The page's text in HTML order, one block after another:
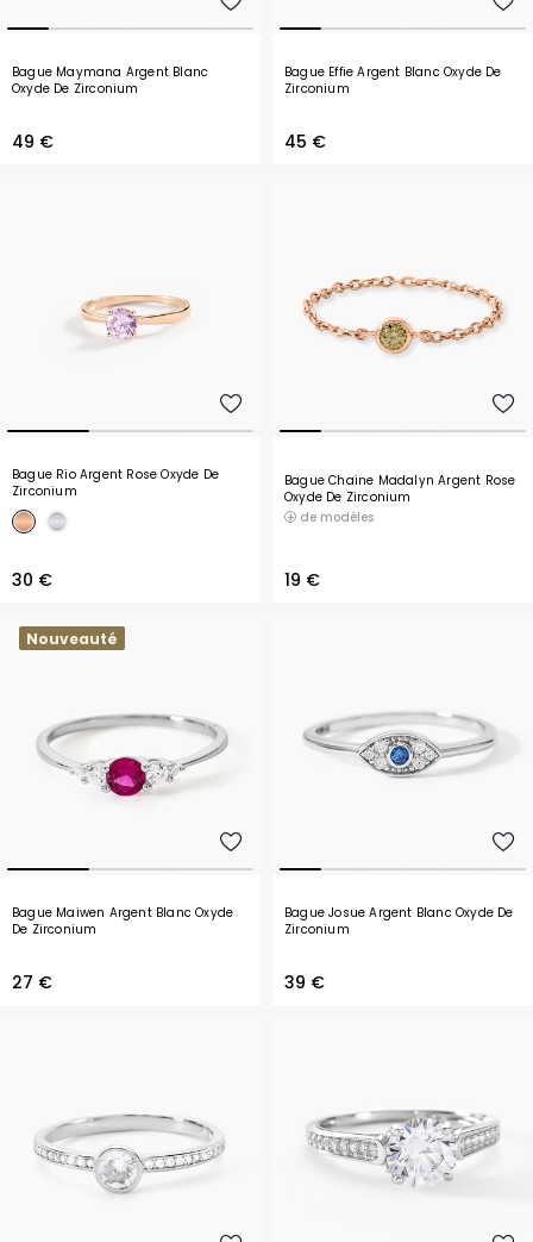
Bague Maymana Argent Blanc
Oxyde De Zirconium
49 €
Bague Effie Argent Blanc Oxyde De
Zirconium
45 €
Bague Rio Argent Rose Oxyde De
Zirconium
30 €
Bague Chaine Madalyn Argent Rose
Oxyde De Zirconium
de modèles
19 €
Nouveauté
Bague Maiwen Argent Blanc Oxyde
De Zirconium
27 €
Bague Josue Argent Blanc Oxyde De
Zirconium
39 €